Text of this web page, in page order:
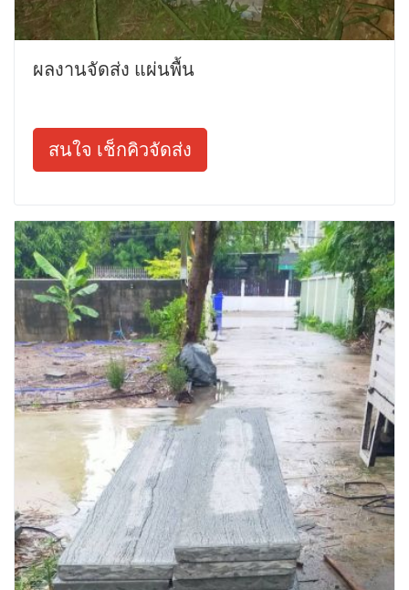
ผลงานจัดส่ง แผ่นพื้น
สนใจ เช็กคิวจัดส่ง